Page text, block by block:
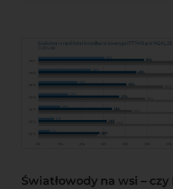
Światłowody na wsi –